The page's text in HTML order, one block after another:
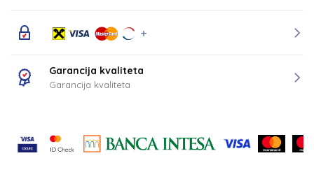
Garancija kvaliteta
Garancija kvaliteta